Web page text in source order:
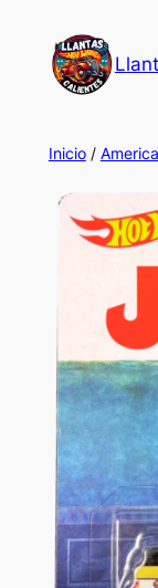
contenido
Inicio/